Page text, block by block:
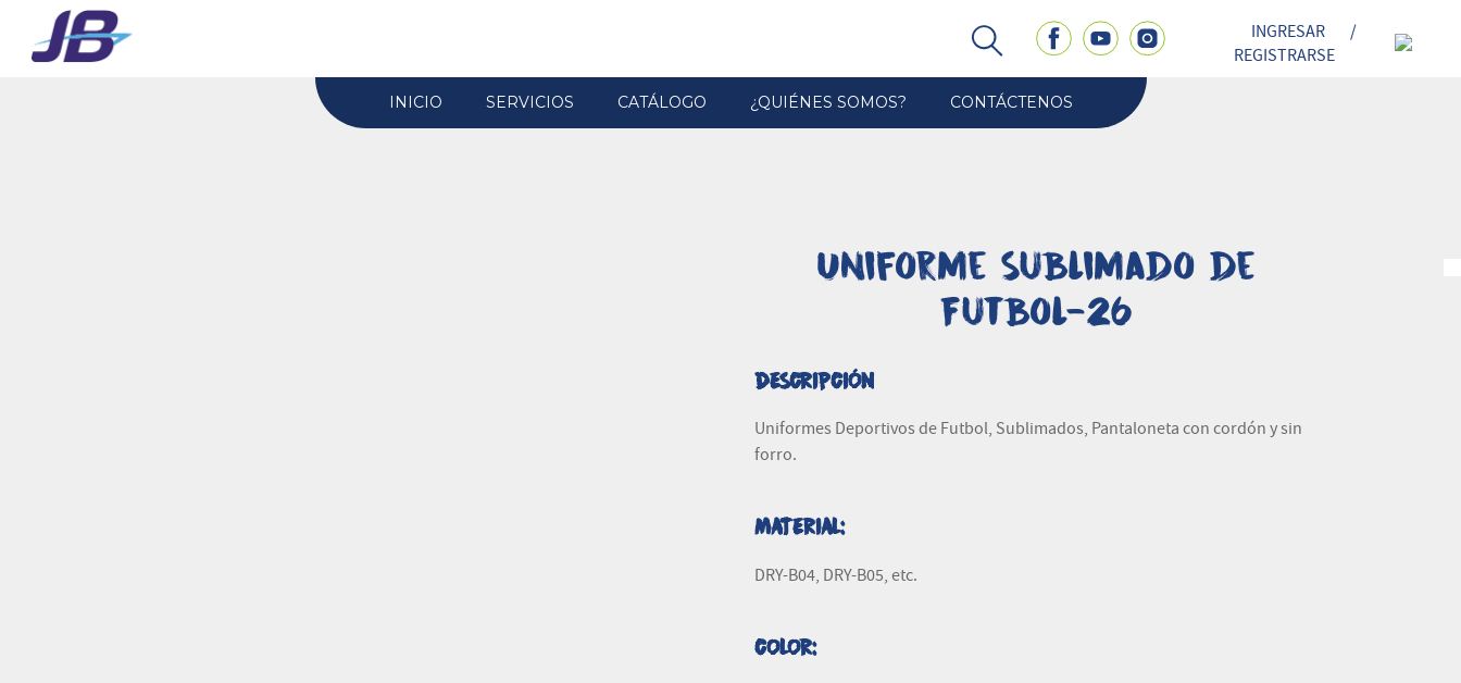
INGRESAR
/
REGISTRARSE
INICIO SERVICIOS CATÁLOGO ¿QUIÉNES SOMOS? CONTÁCTENOS
Uniforme Sublimado de
Futbol-26
DESCRIPCIÓN
Uniformes Deportivos de Futbol, Sublimados, Pantaloneta con cordón y sin
forro.
MATERIAL:
DRY-B04, DRY-B05, etc.
COLOR: